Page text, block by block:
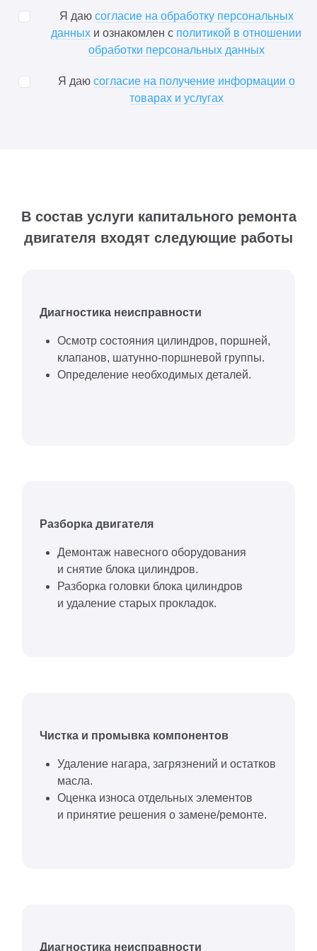
Я даю согласие на обработку персональных
данных и ознакомлен с политикой в отношении
обработки персональных данных
Я даю согласие на получение информации о
товарах и услугах
В состав услуги капитального ремонта
двигателя входят следующие работы
Диагностика неисправности
Осмотр состояния цилиндров, поршней,
клапанов, шатунно-поршневой группы.
Определение необходимых деталей.
Разборка двигателя
Демонтаж навесного оборудования
и снятие блока цилиндров.
Разборка головки блока цилиндров
и удаление старых прокладок.
Чистка и промывка компонентов
Удаление нагара, загрязнений и остатков
масла.
Оценка износа отдельных элементов
и принятие решения о замене/ремонте.
Диагностика неисправности